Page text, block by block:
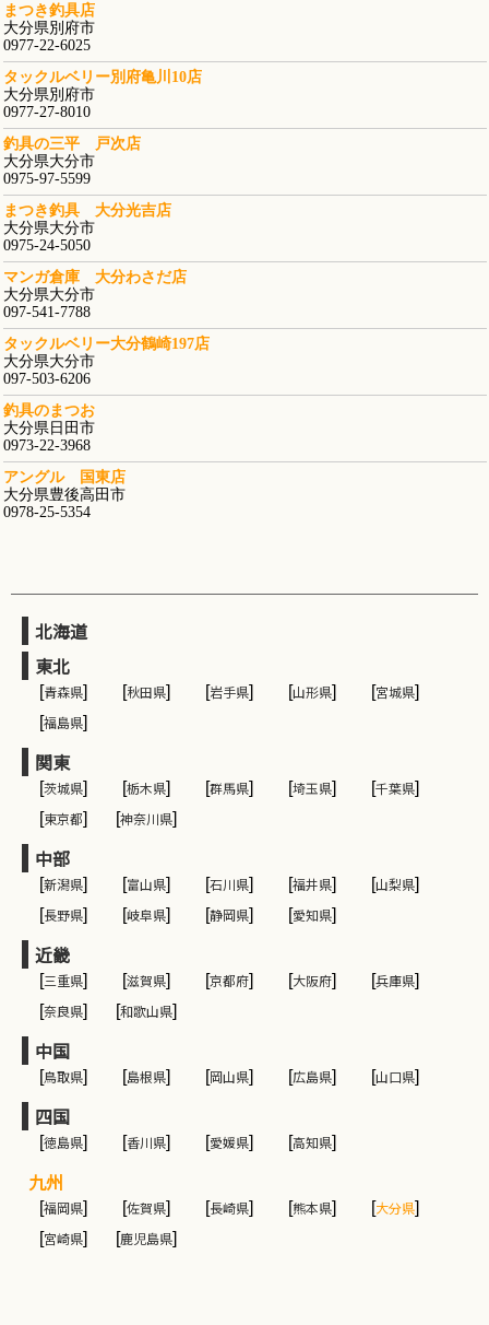
まつき釣具店
大分県別府市
0977-22-6025
タックルベリー別府亀川10店
大分県別府市
0977-27-8010
釣具の三平 戸次店
大分県大分市
0975-97-5599
まつき釣具 大分光吉店
大分県大分市
0975-24-5050
マンガ倉庫 大分わさだ店
大分県大分市
097-541-7788
タックルベリー大分鶴崎197店
大分県大分市
097-503-6206
釣具のまつお
大分県日田市
0973-22-3968
アングル 国東店
大分県豊後高田市
0978-25-5354
北海道
東北
[青森県] [秋田県] [岩手県] [山形県] [宮城県]
[福島県]
関東
[茨城県] [栃木県] [群馬県] [埼玉県] [千葉県]
[東京都] [神奈川県]
中部
[新潟県] [富山県] [石川県] [福井県] [山梨県]
[長野県] [岐阜県] [静岡県] [愛知県]
近畿
[三重県] [滋賀県] [京都府] [大阪府] [兵庫県]
[奈良県] [和歌山県]
中国
[鳥取県] [島根県] [岡山県] [広島県] [山口県]
四国
[徳島県] [香川県] [愛媛県] [高知県]
九州
[福岡県] [佐賀県] [長崎県] [熊本県] [大分県]
[宮崎県] [鹿児島県]